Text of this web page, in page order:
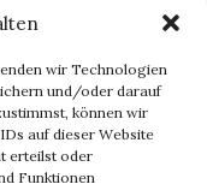
wir Technologien
und/oder darauf
können wir
auf dieser Website
erteilst oder
Funktionen
gib Deine E-Mail-
und
E-Mail zu erhalten.